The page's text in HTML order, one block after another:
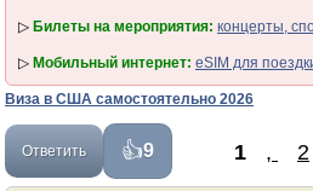
▷ Билеты на мероприятия: концерты,
▷ Мобильный интернет: eSIM для
Виза в США самостоятельно 2026
Ответить 9 1 , 2